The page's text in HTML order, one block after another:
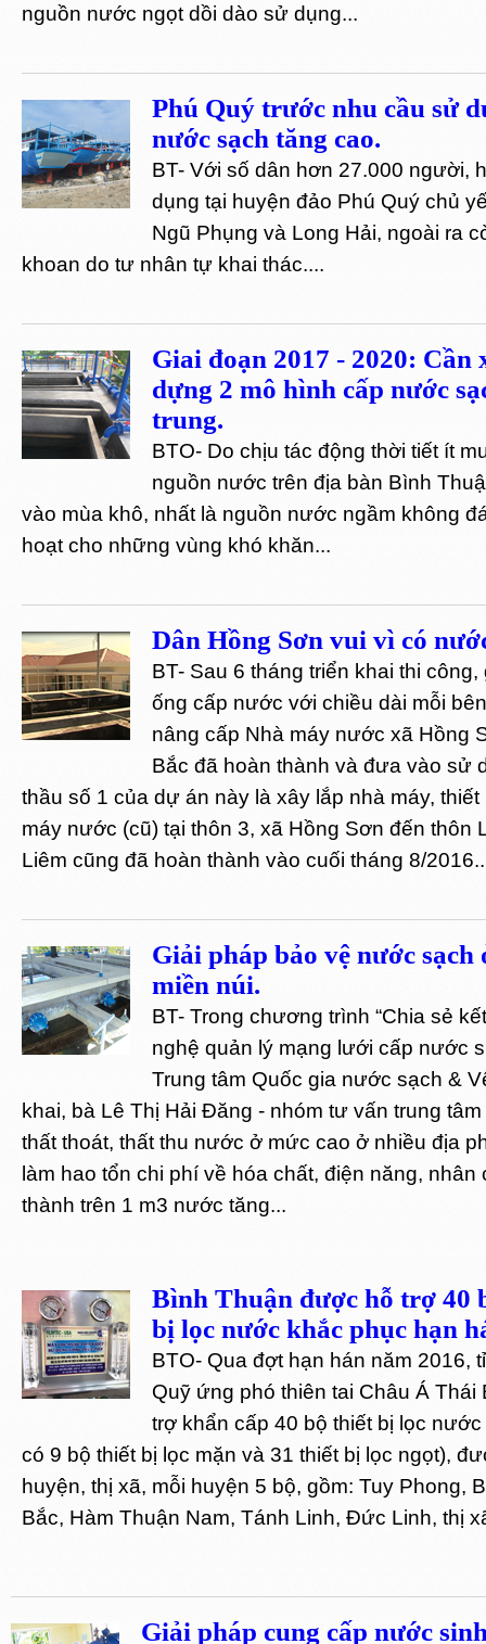
nguồn nước ngọt dồi dào sử dụng...
Phú Quý trước nhu cầu sử
nước sạch tăng cao.
BT- Với số dân hơn 27.000 người,
dụng tại huyện đảo Phú Quý chủ
Ngũ Phụng và Long Hải, ngoài ra
khoan do tư nhân tự khai thác....
Giai đoạn 2017 - 2020: Cần
dựng 2 mô hình cấp nước
trung.
BTO- Do chịu tác động thời tiết ít
nguồn nước trên địa bàn Bình
vào mùa khô, nhất là nguồn nước ngầm không
hoạt cho những vùng khó khăn...
Dân Hồng Sơn vui vì có
BT- Sau 6 tháng triển khai thi
ống cấp nước với chiều dài mỗi
nâng cấp Nhà máy nước xã Hồng
Bắc đã hoàn thành và đưa vào sử
thầu số 1 của dự án này là xây lắp nhà máy,
máy nước (cũ) tại thôn 3, xã Hồng Sơn đến thôn
Liêm cũng đã hoàn thành vào cuối tháng 8/
Giải pháp bảo vệ nước sạch
miền núi.
BT- Trong chương trình “Chia sẻ
nghệ quản lý mạng lưới cấp nước
Trung tâm Quốc gia nước sạch &
khai, bà Lê Thị Hải Đăng - nhóm tư vấn trung
thất thoát, thất thu nước ở mức cao ở nhiều địa
làm hao tổn chi phí về hóa chất, điện năng,
thành trên 1 m3 nước tăng...
Bình Thuận được hỗ trợ 40
bị lọc nước khắc phục hạn
BTO- Qua đợt hạn hán năm 2016,
Quỹ ứng phó thiên tai Châu Á
trợ khẩn cấp 40 bộ thiết bị lọc
có 9 bộ thiết bị lọc mặn và 31 thiết bị lọc ngọt),
huyện, thị xã, mỗi huyện 5 bộ, gồm: Tuy Phong,
Bắc, Hàm Thuận Nam, Tánh Linh, Đức Linh, thị
Giải pháp cung cấp nước